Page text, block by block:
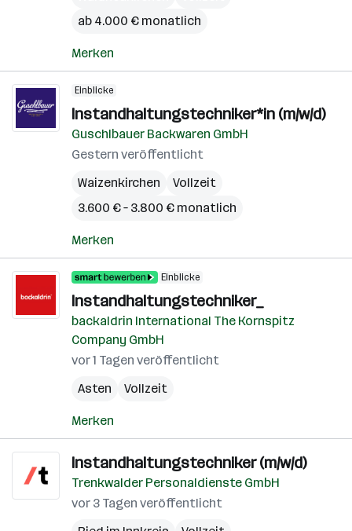
ab 4.000 € monatlich
Merken
Einblicke
Instandhaltungstechniker*in (m/w/d)
Guschlbauer Backwaren GmbH
Gestern veröffentlicht
Waizenkirchen
Vollzeit
3.600 € – 3.800 € monatlich
Merken
Einblicke
Instandhaltungstechniker_
backaldrin International The Kornspitz
Company GmbH
vor 1 Tagen veröffentlicht
Asten
Vollzeit
Merken
Instandhaltungstechniker (m/w/d)
Trenkwalder Personaldienste GmbH
vor 3 Tagen veröffentlicht